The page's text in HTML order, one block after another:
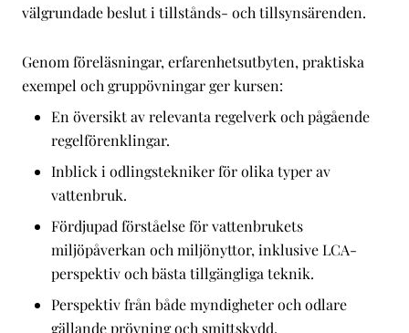
välgrundade beslut i tillstånds- och tillsynsärenden.
Genom föreläsningar, erfarenhetsutbyten, praktiska
exempel och gruppövningar ger kursen:
En översikt av relevanta regelverk och pågående
regelförenklingar.
Inblick i odlingstekniker för olika typer av
vattenbruk.
Fördjupad förståelse för vattenbrukets
miljöpåverkan och miljönyttor, inklusive LCA-
perspektiv och bästa tillgängliga teknik.
Perspektiv från både myndigheter och odlare
gällande prövning och smittskydd.